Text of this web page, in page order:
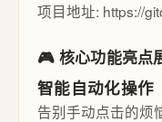
项目地址: https://
🎮 核心功能亮点
智能自动化操作
告别手动点击的烦